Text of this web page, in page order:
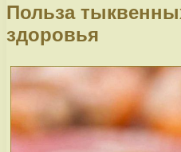
Польза
здоровья